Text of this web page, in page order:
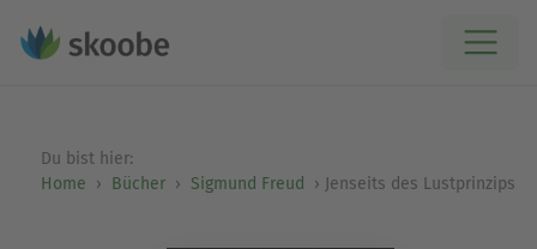
Du bist hier:
Home
Bücher Sigmund Freud Jenseits des Lustprinzips